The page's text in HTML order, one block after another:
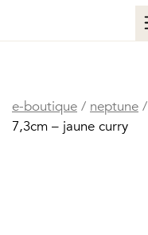
e-boutique / neptune /
7,3cm – jaune curry